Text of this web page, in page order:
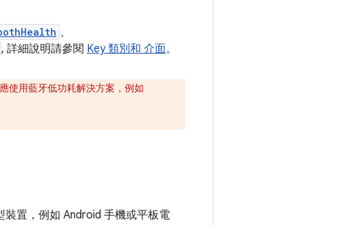
、
, 詳細說明請參閱 Key 類別和 介面。
使用藍牙低功耗解決方案，例如
置，例如 Android 手機或平板電